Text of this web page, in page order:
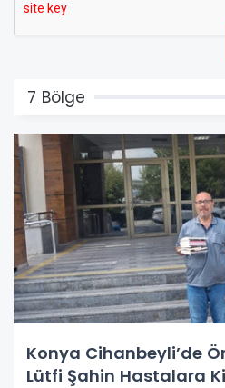
7 Bölge
Konya Cihanbeyli’de
Lütfi Şahin Hastalara